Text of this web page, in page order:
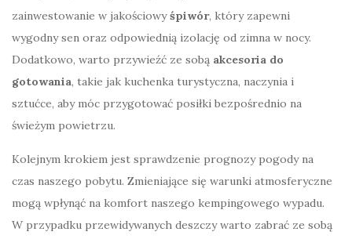
zainwestowanie w jakościowyśpiwór, który zapewni
wygodny sen oraz odpowiednią izolację od zimna w nocy.
Dodatkowo, warto przywieźć ze sobą akcesoria do
gotowania, takie jak kuchenka turystyczna, naczynia i
sztućce, aby móc przygotować posiłki bezpośrednio na
świeżym powietrzu.
Kolejnym krokiem jest sprawdzenie prognozy pogody na
czas naszego pobytu. Zmieniające się warunki atmosferyczne
mogą wpłynąć na komfort naszego kempingowego wypadu.
W przypadku przewidywanych deszczy warto zabrać ze sobą